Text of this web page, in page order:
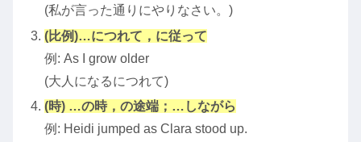
(私が言った通りにやりなさい。)
(比例)…につれて，に従って
例: As I grow older
(大人になるにつれて)
(時) …の時，の途端；…しながら
例: Heidi jumped as Clara stood up.